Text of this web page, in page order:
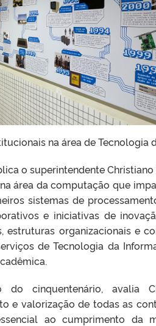
na área de Tecnologia
o superintendente
área da computação que
sistemas de
e iniciativas de
estruturas organizacionais e
de Tecnologia da
do cinquentenário, avalia
e valorização de todas as
ao cumprimento da